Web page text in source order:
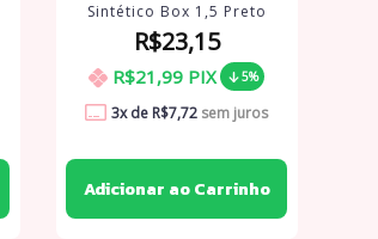
Sintético Box 1,5 Preto
R$23,15
R$21,99 PIX 5%
3x de R$7,72 sem juros